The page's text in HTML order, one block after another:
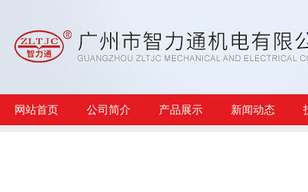
网站首页 公司简介 产品展示 新闻动态